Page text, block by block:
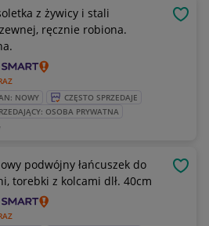
z żywicy i stali
ręcznie robiona.
NOWY
CZĘSTO SPRZEDAJE
OSOBA PRYWATNA
podwójny łańcuszek do
torebki z kolcami dlł. 40cm